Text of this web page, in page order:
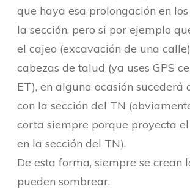
que haya esa prolongación en
la sección, pero si por ejemplo
el cajeo (excavación de una
cabezas de talud (ya uses GPS
ET), en alguna ocasión sucederá
con la sección del TN
corta siempre porque proyecta
en la sección del TN).
De esta forma, siempre se crean
pueden sombrear.